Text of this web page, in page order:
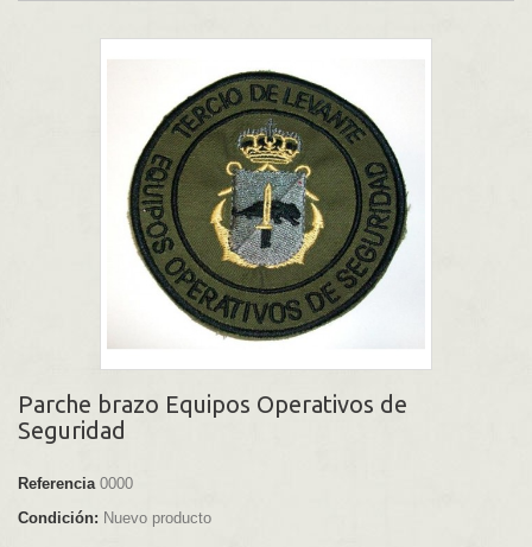
Parche brazo Equipos Operativos de
Seguridad
Referencia 0000
Condición: Nuevo producto